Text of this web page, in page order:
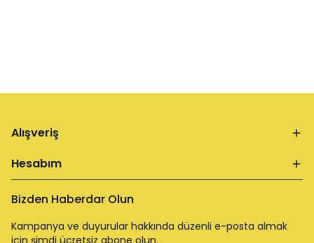
Alışveriş
Hesabım
Bizden Haberdar Olun
Kampanya ve duyurular hakkında düzenli e-posta almak
için şimdi ücretsiz abone olun.